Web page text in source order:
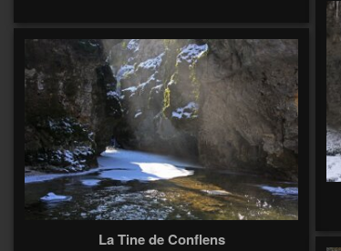
La Tine de Conflens